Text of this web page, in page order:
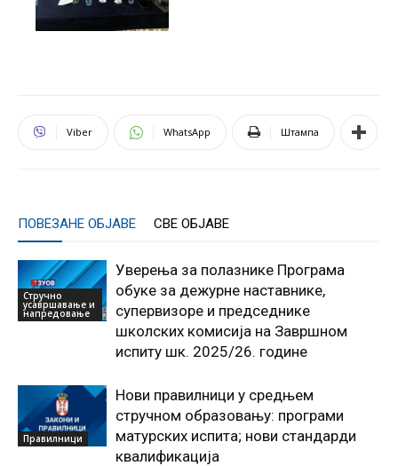
Viber WhatsApp Штампа
ПОВЕЗАНЕ ОБЈАВЕ СВЕ ОБЈАВЕ
Стручно
усавршавање и
напредовање
Уверења за полазнике Програмa
обуке за дежурне наставнике,
супервизоре и председнике
школских комисија на Завршном
испиту шк. 2025/26. године
Правилници
Нови правилници у средњем
стручном образовању: програми
матурских испита; нови стандарди
квалификација